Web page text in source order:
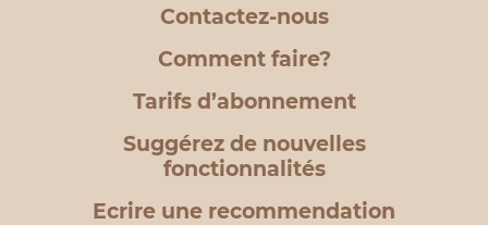
Contactez-nous
Comment faire?
Tarifs d’abonnement
Suggérez de nouvelles
fonctionnalités
Ecrire une recommendation